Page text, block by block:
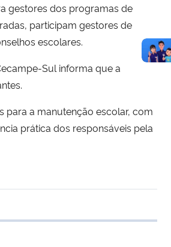
gestores dos programas de
participam gestores de
escolares.
Sul informa que a
para a manutenção escolar, com
prática dos responsáveis pela